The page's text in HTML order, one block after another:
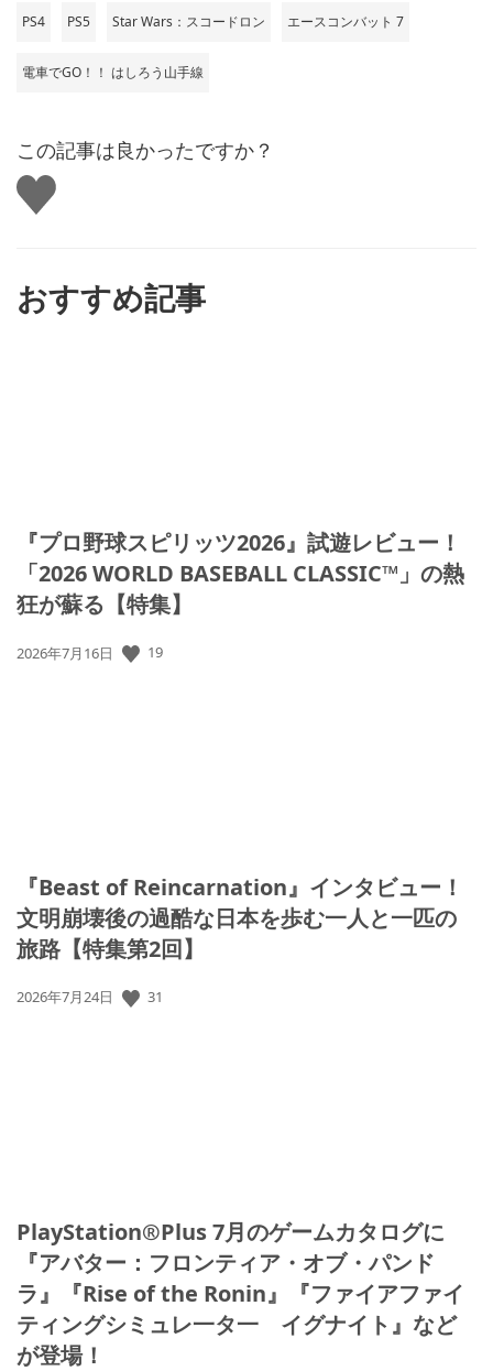
PS4 PS5 Star Wars：スコードロン エースコンバット 7
電車でGO！！ はしろう山手線
この記事は良かったですか？
い
い
おすすめ記事
『プロ野球スピリッツ2026』試遊レビュー！
「2026 WORLD BASEBALL CLASSIC™」の熱
狂が蘇る【特集】
公
2026年7月16日 19
『Beast of Reincarnation』インタビュー！
文明崩壊後の過酷な日本を歩む一人と一匹の
旅路【特集第2回】
公
2026年7月24日 31
PlayStation®Plus 7月のゲームカタログに
『アバター：フロンティア・オブ・パンド
ラ』『Rise of the Ronin』『ファイアファイ
ティングシミュレ一タ一 イグナイト』など
が登場！